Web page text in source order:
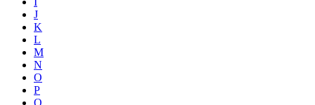
J
K
L
M
N
O
P
Q